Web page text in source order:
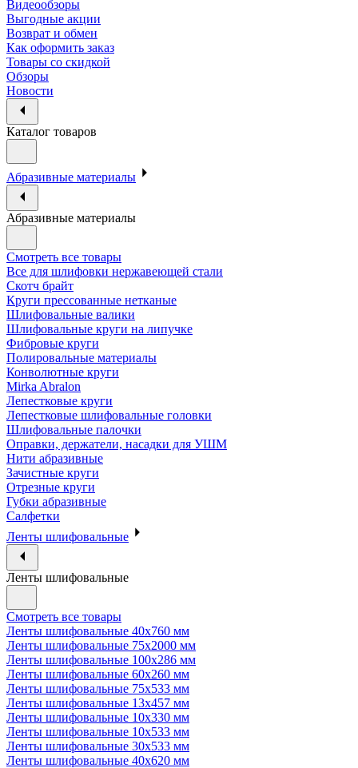
Видеообзоры
Выгодные акции
Возврат и обмен
Как оформить заказ
Товары со скидкой
Обзоры
Новости
Каталог товаров
Абразивные материалы
Абразивные материалы
Смотреть все товары
Все для шлифовки нержавеющей стали
Скотч брайт
Круги прессованные нетканые
Шлифовальные валики
Шлифовальные круги на липучке
Фибровые круги
Полировальные материалы
Конволютные круги
Mirka Abralon
Лепестковые круги
Лепестковые шлифовальные головки
Шлифовальные палочки
Оправки, держатели, насадки для УШМ
Нити абразивные
Зачистные круги
Отрезные круги
Губки абразивные
Салфетки
Ленты шлифовальные
Ленты шлифовальные
Смотреть все товары
Ленты шлифовальные 40х760 мм
Ленты шлифовальные 75х2000 мм
Ленты шлифовальные 100х286 мм
Ленты шлифовальные 60х260 мм
Ленты шлифовальные 75х533 мм
Ленты шлифовальные 13х457 мм
Ленты шлифовальные 10х330 мм
Ленты шлифовальные 10х533 мм
Ленты шлифовальные 30х533 мм
Ленты шлифовальные 40х620 мм